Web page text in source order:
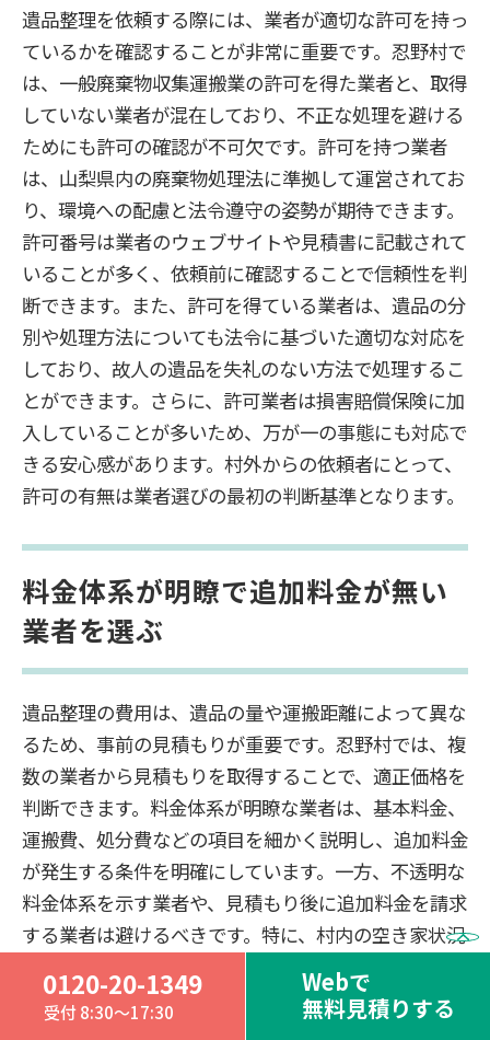
0120-20-1349
受付 8:30～17:30
Webで
無料見積りする
遺品整理を依頼する際には、業者が適切な許可を持っ
ているかを確認することが非常に重要です。忍野村で
は、一般廃棄物収集運搬業の許可を得た業者と、取得
していない業者が混在しており、不正な処理を避ける
ためにも許可の確認が不可欠です。許可を持つ業者
は、山梨県内の廃棄物処理法に準拠して運営されてお
り、環境への配慮と法令遵守の姿勢が期待できます。
許可番号は業者のウェブサイトや見積書に記載されて
いることが多く、依頼前に確認することで信頼性を判
断できます。また、許可を得ている業者は、遺品の分
別や処理方法についても法令に基づいた適切な対応を
しており、故人の遺品を失礼のない方法で処理するこ
とができます。さらに、許可業者は損害賠償保険に加
入していることが多いため、万が一の事態にも対応で
きる安心感があります。村外からの依頼者にとって、
許可の有無は業者選びの最初の判断基準となります。
料金体系が明瞭で追加料金が無い
業者を選ぶ
遺品整理の費用は、遺品の量や運搬距離によって異な
るため、事前の見積もりが重要です。忍野村では、複
数の業者から見積もりを取得することで、適正価格を
判断できます。料金体系が明瞭な業者は、基本料金、
運搬費、処分費などの項目を細かく説明し、追加料金
が発生する条件を明確にしています。一方、不透明な
料金体系を示す業者や、見積もり後に追加料金を請求
する業者は避けるべきです。特に、村内の空き家状況
を踏まえると、建物の老朽化に伴う特殊な処理が必要
になる場合があり、事前に「追加料金が発生しない」
という確約を取ることが大切です。料金体系の透明性